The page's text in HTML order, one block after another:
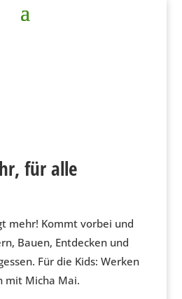
für alle
mehr! Kommt vorbei und
Bauen, Entdecken und
Für die Kids: Werken
mit Micha Mai.